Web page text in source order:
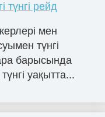
түнгі рейд
мен
түнгі
барысында
уақытта...